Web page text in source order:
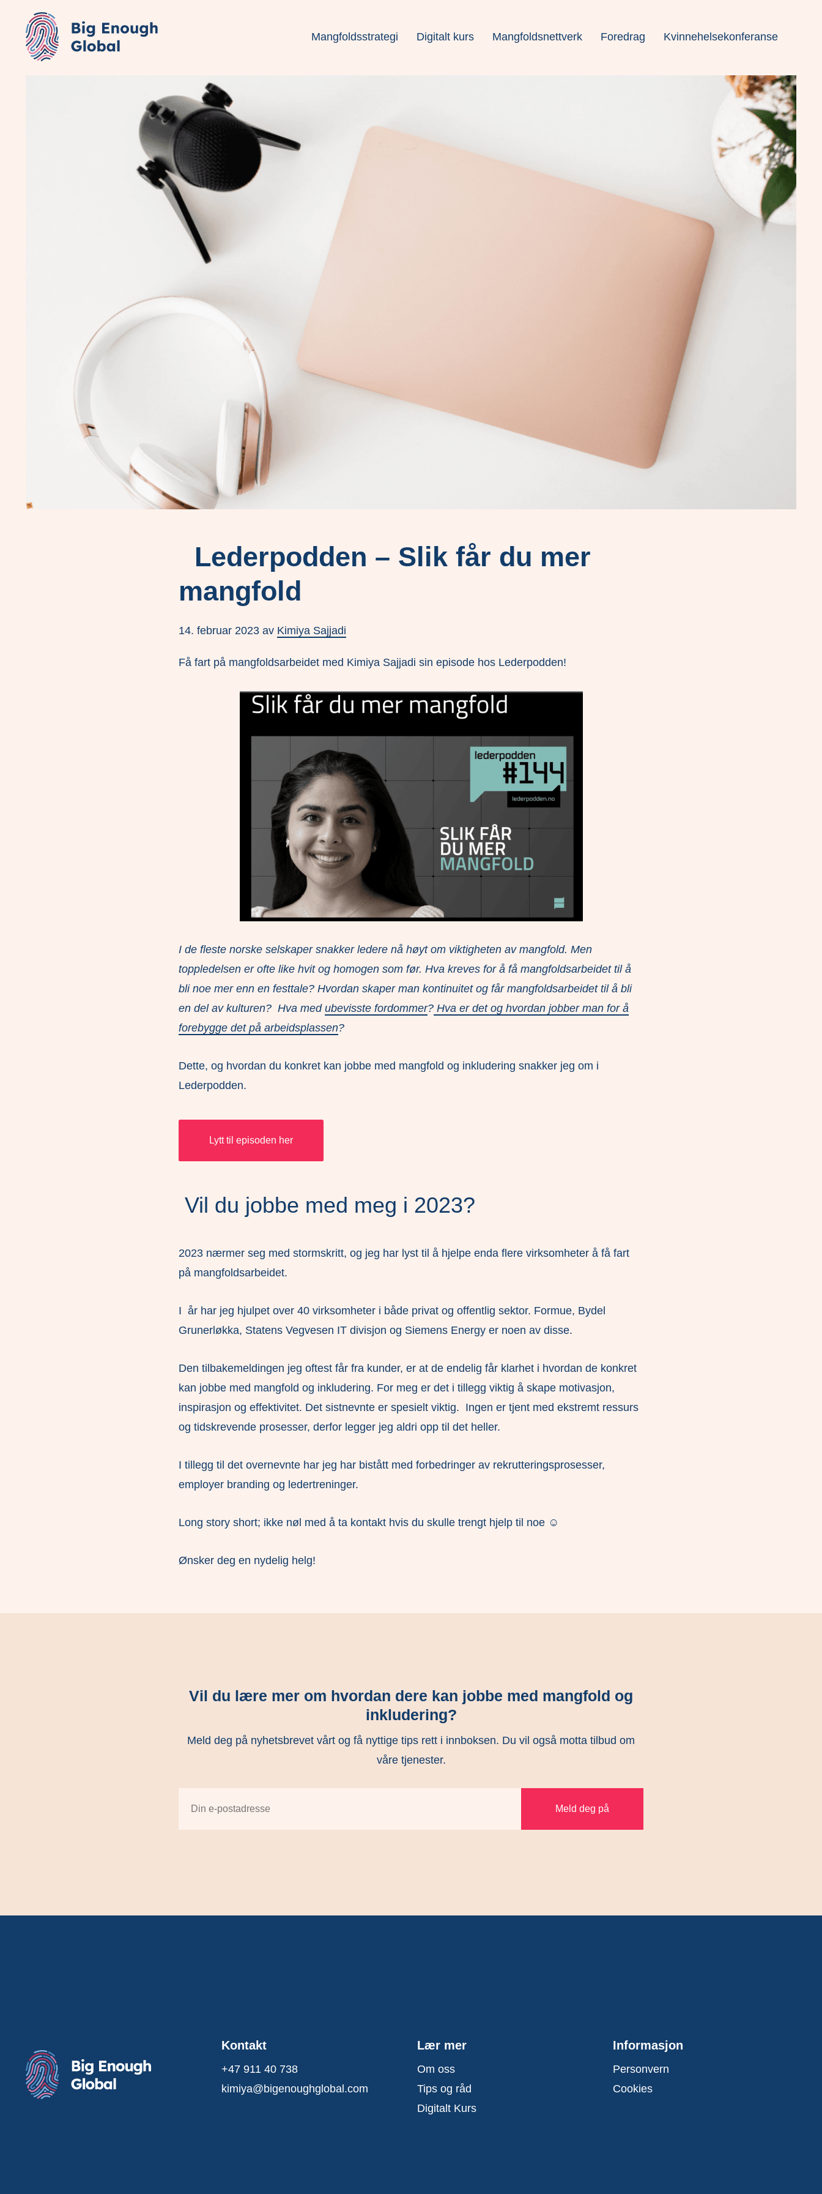
Mangfoldsstrategi Digitalt kurs Mangfoldsnettverk Foredrag Kvinnehelsekonferanse
Lederpodden – Slik får du mer
mangfold
14. februar 2023 av Kimiya Sajjadi
Få fart på mangfoldsarbeidet med Kimiya Sajjadi sin episode hos Lederpodden!
I de fleste norske selskaper snakker ledere nå høyt om viktigheten av mangfold. Men
toppledelsen er ofte like hvit og homogen som før. Hva kreves for å få mangfoldsarbeidet til å
bli noe mer enn en festtale? Hvordan skaper man kontinuitet og får mangfoldsarbeidet til å bli
en del av kulturen? Hva med ubevisste fordommer? Hva er det og hvordan jobber man for å
forebygge det på arbeidsplassen?
Dette, og hvordan du konkret kan jobbe med mangfold og inkludering snakker jeg om i
Lederpodden.
Lytt til episoden her
Vil du jobbe med meg i 2023?
2023 nærmer seg med stormskritt, og jeg har lyst til å hjelpe enda flere virksomheter å få fart
på mangfoldsarbeidet.
I år har jeg hjulpet over 40 virksomheter i både privat og offentlig sektor. Formue, Bydel
Grunerløkka, Statens Vegvesen IT divisjon og Siemens Energy er noen av disse.
Den tilbakemeldingen jeg oftest får fra kunder, er at de endelig får klarhet i hvordan de konkret
kan jobbe med mangfold og inkludering. For meg er det i tillegg viktig å skape motivasjon,
inspirasjon og effektivitet. Det sistnevnte er spesielt viktig. Ingen er tjent med ekstremt ressurs
og tidskrevende prosesser, derfor legger jeg aldri opp til det heller.
I tillegg til det overnevnte har jeg har bistått med forbedringer av rekrutteringsprosesser,
employer branding og ledertreninger.
Long story short; ikke nøl med å ta kontakt hvis du skulle trengt hjelp til noe ☺️
Ønsker deg en nydelig helg!
Vil du lære mer om hvordan dere kan jobbe med mangfold og
inkludering?
Meld deg på nyhetsbrevet vårt og få nyttige tips rett i innboksen. Du vil også motta tilbud om
våre tjenester.
Kontakt
+47 911 40 738
kimiya@bigenoughglobal.com
Lær mer
Om oss
Tips og råd
Digitalt Kurs
Informasjon
Personvern
Cookies